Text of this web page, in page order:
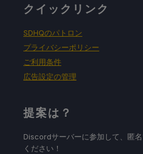
クイックリンク
SDHQのパトロン
プライバシーポリシー
ご利用条件
広告設定の管理
提案は？
Discordサーバーに参加して、匿
ください！